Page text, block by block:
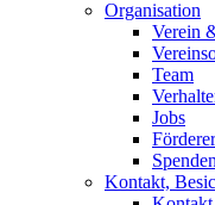
Organisation
Verein
Team
Jobs
Förderer
Spenden
Kontakt,